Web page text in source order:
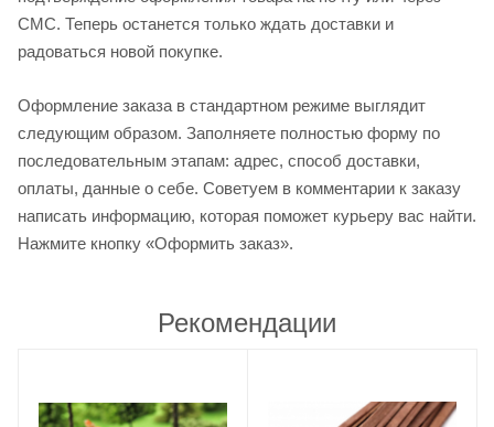
СМС. Теперь останется только ждать доставки и
радоваться новой покупке.
Оформление заказа в стандартном режиме выглядит
следующим образом. Заполняете полностью форму по
последовательным этапам: адрес, способ доставки,
оплаты, данные о себе. Советуем в комментарии к заказу
написать информацию, которая поможет курьеру вас найти.
Нажмите кнопку «Оформить заказ».
Рекомендации